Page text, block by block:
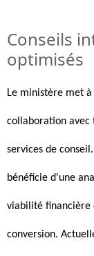
Conseils
optimisés
Le ministère met
collaboration avec
services de
bénéficie d'une
viabilité financière
conversion.